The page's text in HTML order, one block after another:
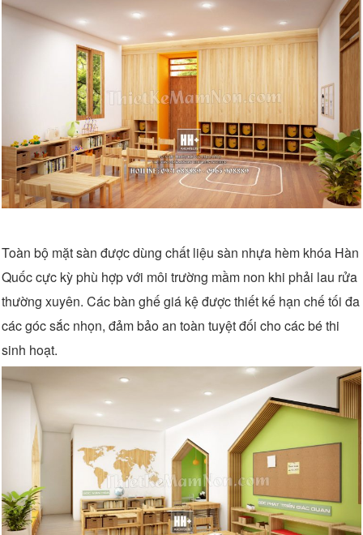
Toàn bộ mặt sàn được dùng chất liệu sàn nhựa hèm khóa Hàn
Quốc cực kỳ phù hợp với môi trường mầm non khi phải lau rửa
thường xuyên. Các bàn ghế giá kệ được thiết kế hạn chế tối đa
các góc sắc nhọn, đảm bảo an toàn tuyệt đối cho các bé thi
sinh hoạt.